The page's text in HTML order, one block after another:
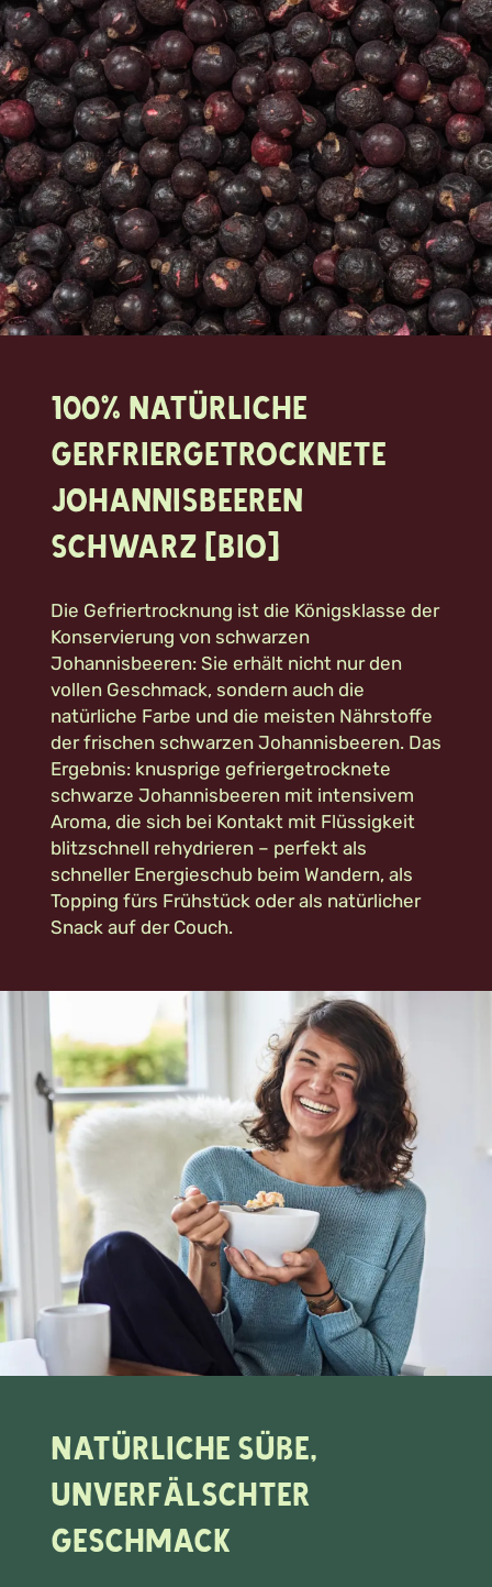
100% natürliche
Gerfriergetrocknete
Johannisbeeren
schwarz (Bio)
Die Gefriertrocknung ist die Königsklasse der
Konservierung von schwarzen
Johannisbeeren: Sie erhält nicht nur den
vollen Geschmack, sondern auch die
natürliche Farbe und die meisten Nährstoffe
der frischen schwarzen Johannisbeeren. Das
Ergebnis: knusprige gefriergetrocknete
schwarze Johannisbeeren mit intensivem
Aroma, die sich bei Kontakt mit Flüssigkeit
blitzschnell rehydrieren – perfekt als
schneller Energieschub beim Wandern, als
Topping fürs Frühstück oder als natürlicher
Snack auf der Couch.
Natürliche Süße,
unverfälschter
Geschmack